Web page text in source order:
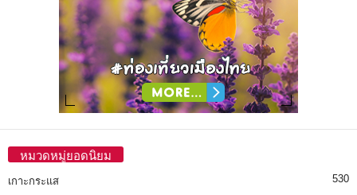
หมวดหมู่ยอดนิยม
เกาะกระแส 530